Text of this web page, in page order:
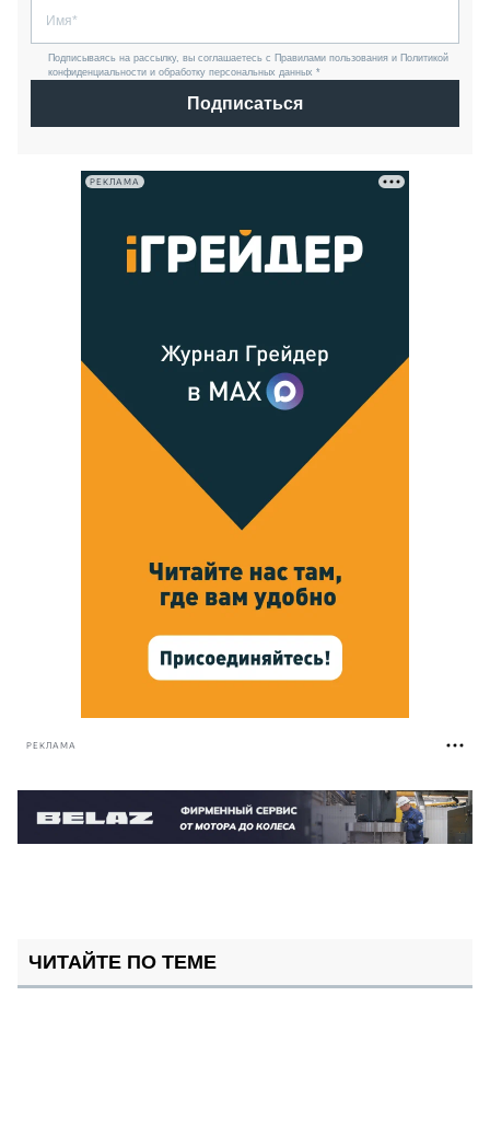
Подписываясь на рассылку, вы соглашаетесь с Правилами пользования и Политикой
конфиденциальности и обработку персональных данных *
Подписаться
РЕКЛАМА
РЕКЛАМА
ЧИТАЙТЕ ПО ТЕМЕ